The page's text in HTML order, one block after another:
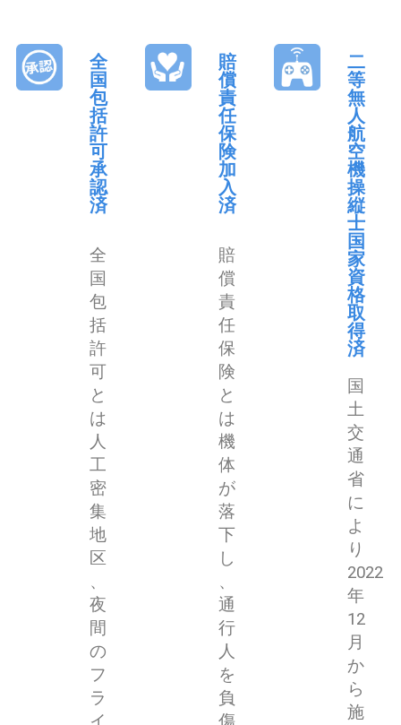
全
国
包
括
許
可
承
認
済
全
国
包
括
許
可
と
は
人
工
密
集
地
区
、
夜
間
の
フ
ラ
賠
償
責
任
保
険
加
入
済
賠
償
責
任
保
険
と
は
機
体
が
落
下
し
、
通
行
人
を
負
二
等
無
人
航
空
機
操
縦
士
国
家
資
格
取
得
済
国
土
交
通
省
に
よ
り
2022
年
12
月
か
ら
施